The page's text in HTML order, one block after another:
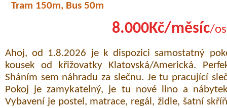
Tram 150m, Bus 50m
8.000Kč/měsíc/
Ahoj, od 1.8.2026 je k dispozici samostatný
kousek od křižovatky Klatovská/Americká.
Sháním sem náhradu za slečnu. Je tu pracující
Pokoj je zamykatelný, je tu nové lino a
Vybavení je postel, matrace, regál, židle, šatní